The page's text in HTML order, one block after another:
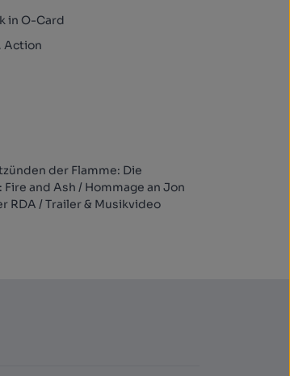
in O-Card
Action
der Flamme: Die
and Ash / Hommage an Jon
RDA / Trailer & Musikvideo